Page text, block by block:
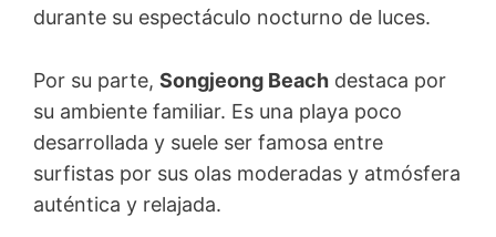
durante su espectáculo nocturno de luces.
Por su parte, Songjeong Beach destaca por
su ambiente familiar. Es una playa poco
desarrollada y suele ser famosa entre
surfistas por sus olas moderadas y atmósfera
auténtica y relajada.